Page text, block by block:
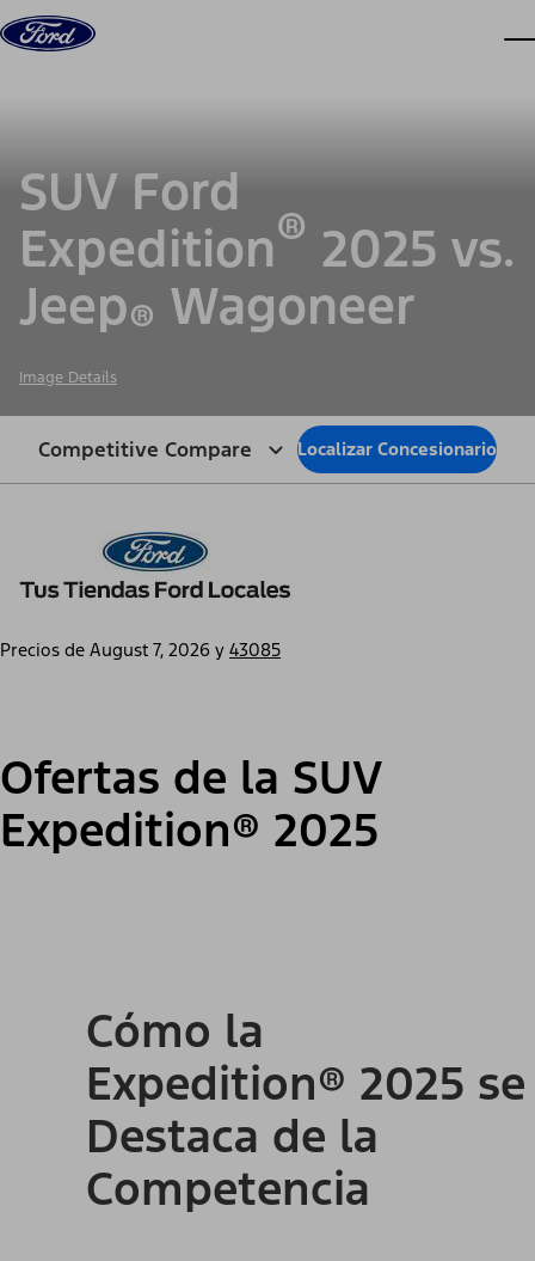
Saltar al contenido
SUV Ford
Expedition® 2025 vs.
Jeep® Wagoneer
Image Details
Competitive Compare Localizar Concesionario
Precios de August 7, 2026 y 43085
Ofertas de la SUV
Expedition® 2025
Cómo la
Expedition® 2025 se
Destaca de la
Competencia